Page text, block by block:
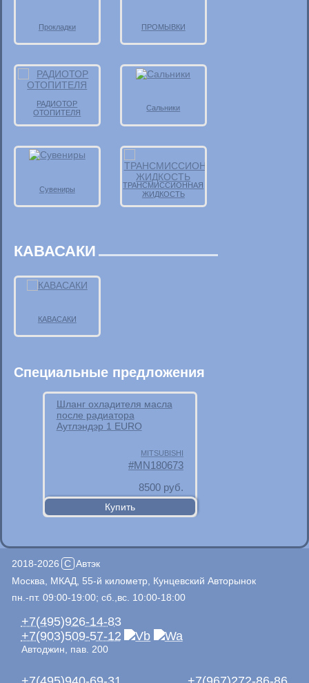
Прокладки ПРОМЫВКИ
РАДИОТОР
ОТОПИТЕЛЯ
Сальники
Сувениры
ТРАНСМИССИОННАЯ
ЖИДКОСТЬ
КАВАСАКИ
КАВАСАКИ
Специальные предложения
Шланг охладителя масла
после радиатора
Аутлэндэр 1 EURO
MITSUBISHI
MN180673
8500 руб.
2018-2026 C Автэк
Москва, МКАД, 55-й километр, Кунцевский Авторынок
пн.-пт. 09:00-19:00; сб.,вс. 10:00-18:00
+7(495)926-14-83
+7(903)509-57-12
Автоджин, пав. 200